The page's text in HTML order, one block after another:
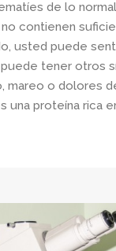
de lo
contienen
usted puede
puede tener otros
mareo o dolores
una proteína rica